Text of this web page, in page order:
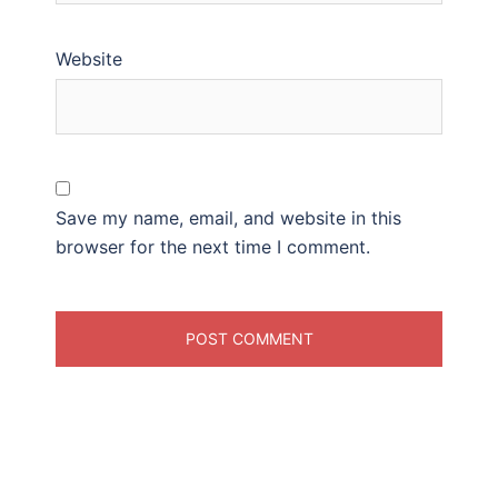
Website
Save my name, email, and website in this
browser for the next time I comment.